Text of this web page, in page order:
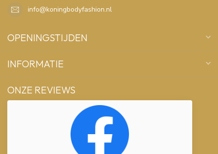
info@koningbodyfashion.nl
OPENINGSTIJDEN
INFORMATIE
ONZE REVIEWS